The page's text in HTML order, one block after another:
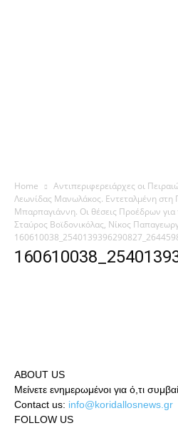
Home
Αντιπεριφερειάρχες οι
Λεωνίδας Μανωλάκος. Εντεταλμένη στη
Μπαρπαγιάννη. Οι θέσεις Προέδρων για
Σταύρος Βοϊδονικόλας, Νίκος
ABOUT US
Μείνετε ενημερωμένοι για ό,τι
Contact us: info@koridallosnews.gr
FOLLOW US